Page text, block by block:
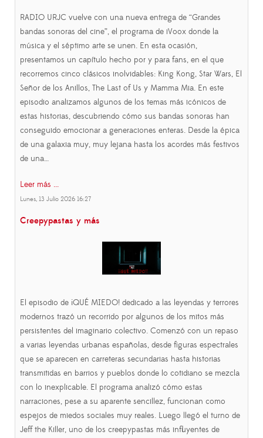
RADIO URJC vuelve con una nueva entrega de “Grandes
bandas sonoras del cine”, el programa de iVoox donde la
música y el séptimo arte se unen. En esta ocasión,
presentamos un capítulo hecho por y para fans, en el que
recorremos cinco clásicos inolvidables: King Kong, Star Wars, El
Señor de los Anillos, The Last of Us y Mamma Mia. En este
episodio analizamos algunos de los temas más icónicos de
estas historias, descubriendo cómo sus bandas sonoras han
conseguido emocionar a generaciones enteras. Desde la épica
de una galaxia muy, muy lejana hasta los acordes más festivos
de una…
Leer más ...
Lunes, 13 Julio 2026 16:27
Creepypastas y más
El episodio de ¡QUÉ MIEDO! dedicado a las leyendas y terrores
modernos trazó un recorrido por algunos de los mitos más
persistentes del imaginario colectivo. Comenzó con un repaso
a varias leyendas urbanas españolas, desde figuras espectrales
que se aparecen en carreteras secundarias hasta historias
transmitidas en barrios y pueblos donde lo cotidiano se mezcla
con lo inexplicable. El programa analizó cómo estas
narraciones, pese a su aparente sencillez, funcionan como
espejos de miedos sociales muy reales. Luego llegó el turno de
Jeff the Killer, uno de los creepypastas más influyentes de